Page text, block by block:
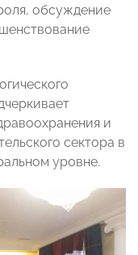
обсуждение
и
сектора в
уровне.